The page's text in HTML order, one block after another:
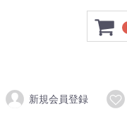
新規会員登録